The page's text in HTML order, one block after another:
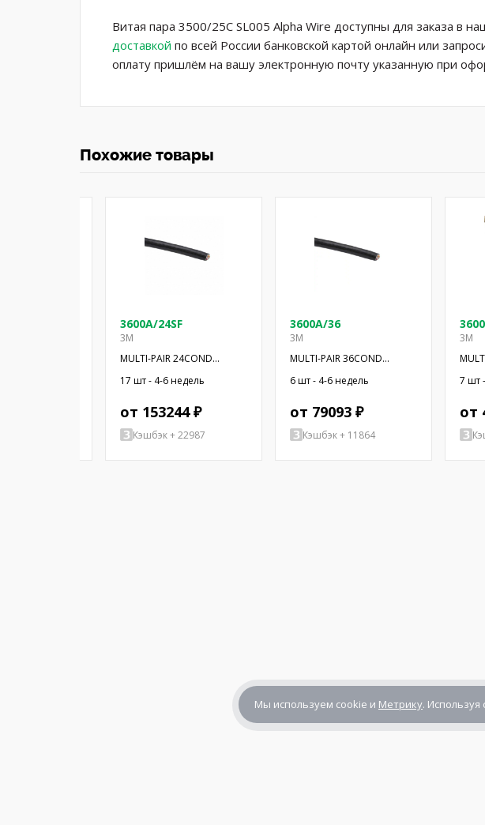
Витая пара 3500/25C SL005 Alpha Wire доступны для заказа в
доставкой по всей России банковской картой онлайн или
оплату пришлём на вашу электронную почту указанную при
Похожие товары
3600A/24SF
3M
MULTI-PAIR 24COND
28AWG BLK 100'
17 шт - 4-6 недель
от 153244 ₽
Кэшбэк + 22987
3600A/36
3M
MULTI-PAIR 36COND
28AWG BLK 100'
6 шт - 4-6 недель
от 79093 ₽
Кэшбэк + 11864
3M
7 шт
от
Мы используем cookie и Метрику. Используя